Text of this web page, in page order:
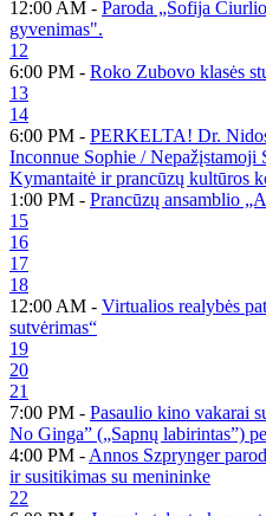
12:00 AM - Paroda „Sofija
gyvenimas".
12
6:00 PM - Roko Zubovo klasės
13
14
6:00 PM - PERKELTA! Dr.
Inconnue Sophie /
Kymantaitė ir prancūzų kultūros
1:00 PM - Prancūzų ansamblio
15
16
17
18
12:00 AM - Virtualios realybės
sutvėrimas“
19
20
21
7:00 PM - Pasaulio kino vakarai
No Ginga” („Sapnų labirintas”)
4:00 PM - Annos Szprynger
ir susitikimas su menininke
22